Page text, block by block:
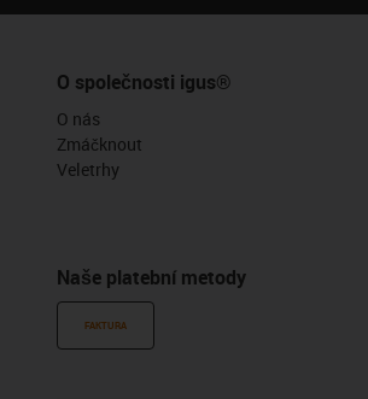
O společnosti igus®
O nás
Zmáčknout
Veletrhy
Naše platební metody
FAKTURA